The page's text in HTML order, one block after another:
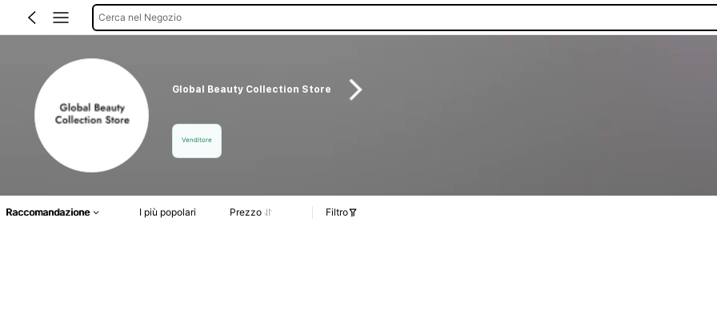
Cerca nel Negozio
Global Beauty Collection Store
Venditore
Raccomandazione I più popolari Prezzo Filtro